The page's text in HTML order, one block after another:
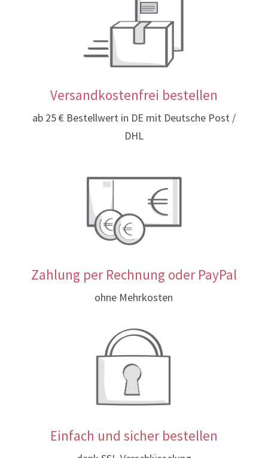
Versandkostenfrei bestellen
ab 25 € Bestellwert in DE mit Deutsche Post /
DHL
Zahlung per Rechnung oder PayPal
ohne Mehrkosten
Einfach und sicher bestellen